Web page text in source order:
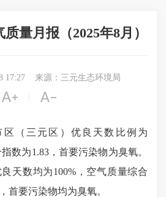
量月报（2025年8月）
17:27 来源：三元生态环境局
 
（三元区）优良天数比例为
数为1.83，首要污染物为臭氧。
天数均为100%，空气质量综合
首要污染物均为臭氧。